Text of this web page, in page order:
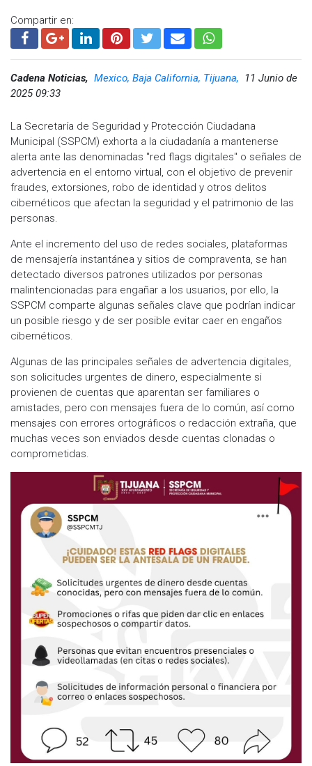
Compartir en:
Cadena Noticias, Mexico, Baja California, Tijuana,
11 Junio de
2025 09:33
La Secretaría de Seguridad y Protección Ciudadana
Municipal (SSPCM) exhorta a la ciudadanía a mantenerse
alerta ante las denominadas "red flags digitales" o señales de
advertencia en el entorno virtual, con el objetivo de prevenir
fraudes, extorsiones, robo de identidad y otros delitos
cibernéticos que afectan la seguridad y el patrimonio de las
personas.
Ante el incremento del uso de redes sociales, plataformas
de mensajería instantánea y sitios de compraventa, se han
detectado diversos patrones utilizados por personas
malintencionadas para engañar a los usuarios, por ello, la
SSPCM comparte algunas señales clave que podrían indicar
un posible riesgo y de ser posible evitar caer en engaños
cibernéticos.
Algunas de las principales señales de advertencia digitales,
son solicitudes urgentes de dinero, especialmente si
provienen de cuentas que aparentan ser familiares o
amistades, pero con mensajes fuera de lo común, así como
mensajes con errores ortográficos o redacción extraña, que
muchas veces son enviados desde cuentas clonadas o
comprometidas.